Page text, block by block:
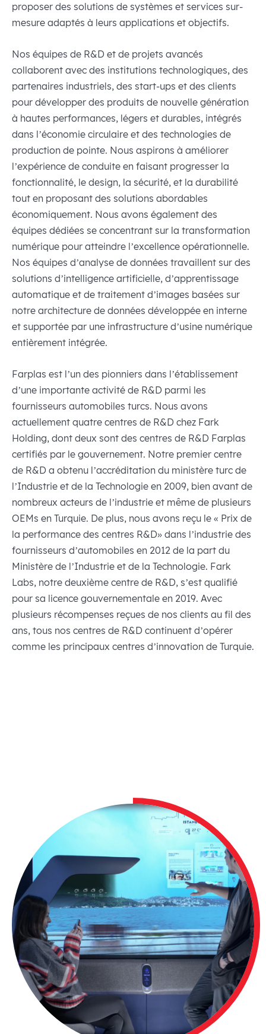
proposer des solutions de systèmes et services sur-
mesure adaptés à leurs applications et objectifs.
Nos équipes de R&D et de projets avancés
collaborent avec des institutions technologiques, des
partenaires industriels, des start-ups et des clients
pour développer des produits de nouvelle génération
à hautes performances, légers et durables, intégrés
dans l’économie circulaire et des technologies de
production de pointe. Nous aspirons à améliorer
l’expérience de conduite en faisant progresser la
fonctionnalité, le design, la sécurité, et la durabilité
tout en proposant des solutions abordables
économiquement. Nous avons également des
équipes dédiées se concentrant sur la transformation
numérique pour atteindre l’excellence opérationnelle.
Nos équipes d’analyse de données travaillent sur des
solutions d’intelligence artificielle, d’apprentissage
automatique et de traitement d’images basées sur
notre architecture de données développée en interne
et supportée par une infrastructure d’usine numérique
entièrement intégrée.
Farplas est l’un des pionniers dans l’établissement
d’une importante activité de R&D parmi les
fournisseurs automobiles turcs. Nous avons
actuellement quatre centres de R&D chez Fark
Holding, dont deux sont des centres de R&D Farplas
certifiés par le gouvernement. Notre premier centre
de R&D a obtenu l’accréditation du ministère turc de
l’Industrie et de la Technologie en 2009, bien avant de
nombreux acteurs de l’industrie et même de plusieurs
OEMs en Turquie. De plus, nous avons reçu le « Prix de
la performance des centres R&D» dans l’industrie des
fournisseurs d’automobiles en 2012 de la part du
Ministère de l’Industrie et de la Technologie. Fark
Labs, notre deuxième centre de R&D, s’est qualifié
pour sa licence gouvernementale en 2019. Avec
plusieurs récompenses reçues de nos clients au fil des
ans, tous nos centres de R&D continuent d’opérer
comme les principaux centres d’innovation de Turquie.